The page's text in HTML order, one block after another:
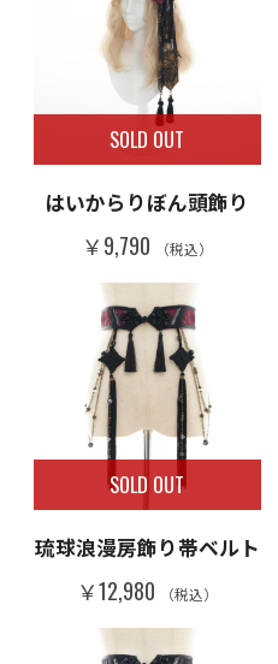
SOLD OUT
はいからりぼん頭飾り
￥9,790 （税込）
SOLD OUT
琉球浪漫房飾り帯ベルト
￥12,980 （税込）